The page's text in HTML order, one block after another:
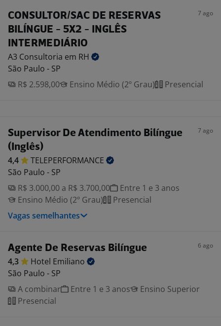
CONSULTOR/SAC DE RESERVAS
BILÍNGUE - 5X2 - INGLÊS
INTERMEDIÁRIO
7 ago
A3 Consultoria em RH
São Paulo - SP
R$ 2.598,00
Ensino Médio (2º Grau) Presencial
Supervisor De Atendimento Bilíngue
(Inglês)
7 ago
4,4
TELEPERFORMANCE
São Paulo - SP
R$ 3.000,00 a R$ 3.700,00
Entre 1 e 3 anos
Ensino Médio (2º Grau)
Presencial
Vagas semelhantes
Agente De Reservas Bilíngue 6 ago
4,3 Hotel Emiliano
São Paulo - SP
A combinar
Entre 1 e 3 anos
Ensino Superior
Presencial